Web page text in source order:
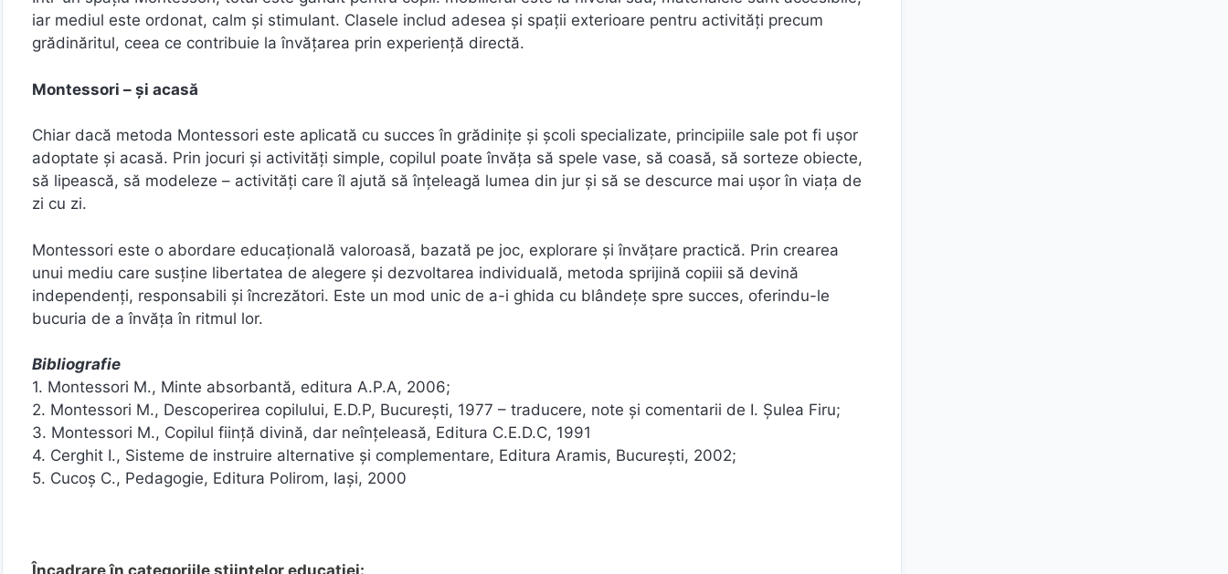
iar mediul este ordonat, calm și stimulant. Clasele includ adesea și spații exterioare pentru activități precum
grădinăritul, ceea ce contribuie la învățarea prin experiență directă.
Montessori – și acasă
Chiar dacă metoda Montessori este aplicată cu succes în grădinițe și școli specializate, principiile sale pot fi ușor
adoptate și acasă. Prin jocuri și activități simple, copilul poate învăța să spele vase, să coasă, să sorteze obiecte,
să lipească, să modeleze – activități care îl ajută să înțeleagă lumea din jur și să se descurce mai ușor în viața de
zi cu zi.
Montessori este o abordare educațională valoroasă, bazată pe joc, explorare și învățare practică. Prin crearea
unui mediu care susține libertatea de alegere și dezvoltarea individuală, metoda sprijină copiii să devină
independenți, responsabili și încrezători. Este un mod unic de a-i ghida cu blândețe spre succes, oferindu-le
bucuria de a învăța în ritmul lor.
Bibliografie
1. Montessori M., Minte absorbantă, editura A.P.A, 2006;
2. Montessori M., Descoperirea copilului, E.D.P, Bucureşti, 1977 – traducere, note şi comentarii de I. Şulea Firu;
3. Montessori M., Copilul fiinţă divină, dar neînţeleasă, Editura C.E.D.C, 1991
4. Cerghit I., Sisteme de instruire alternative şi complementare, Editura Aramis, Bucureşti, 2002;
5. Cucoş C., Pedagogie, Editura Polirom, Iaşi, 2000
Încadrare în categoriile științelor educației: